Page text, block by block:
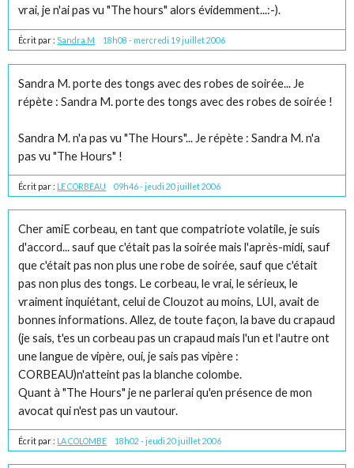
vrai, je n'ai pas vu "The hours" alors évidemment...:-).
Écrit par : Sandra.M 18h08 - mercredi 19 juillet 2006
Sandra M. porte des tongs avec des robes de soirée... Je
répète : Sandra M. porte des tongs avec des robes de soirée !
Sandra M. n'a pas vu "The Hours"... Je répète : Sandra M. n'a
pas vu "The Hours" !
Écrit par : LE CORBEAU 09h46-jeudi 20 juillet 2006
Cher amiE corbeau, en tant que compatriote volatile, je suis
d'accord... sauf que c'était pas la soirée mais l'après-midi, sauf
que c'était pas non plus une robe de soirée, sauf que c'était
pas non plus des tongs. Le corbeau, le vrai, le sérieux, le
vraiment inquiétant, celui de Clouzot au moins, LUI, avait de
bonnes informations. Allez, de toute façon, la bave du crapaud
(je sais, t'es un corbeau pas un crapaud mais l'un et l'autre ont
une langue de vipère, oui, je sais pas vipère :
CORBEAU)n'atteint pas la blanche colombe.
Quant à "The Hours" je ne parlerai qu'en présence de mon
avocat qui n'est pas un vautour.
Écrit par : LA COLOMBE 18h02 -jeudi 20 juillet 2006